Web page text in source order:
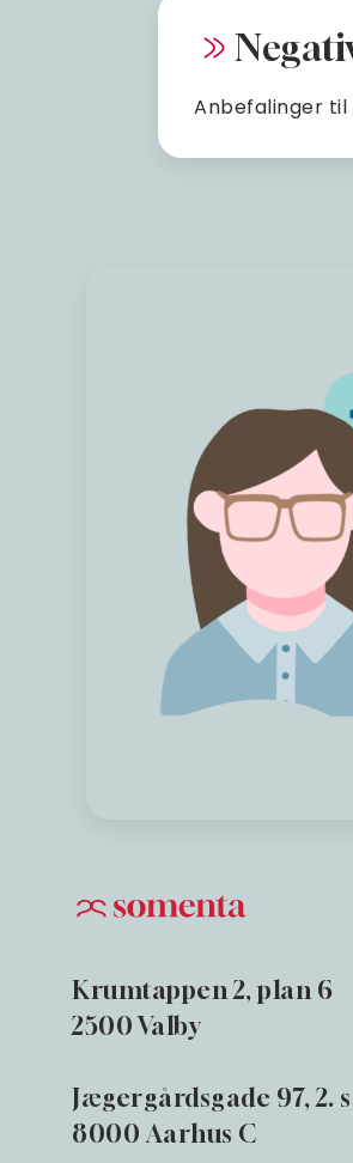
Anbefalinger til
Krumtappen 2, plan 6
2500 Valby
Jægergårdsgade 97, 2.
8000 Aarhus C